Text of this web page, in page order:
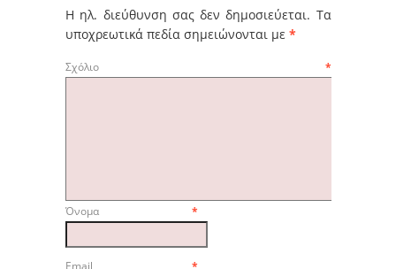
Η ηλ. διεύθυνση σας δεν δημοσιεύεται. Τα
υποχρεωτικά πεδία σημειώνονται με *
Σχόλιο *
Όνομα*